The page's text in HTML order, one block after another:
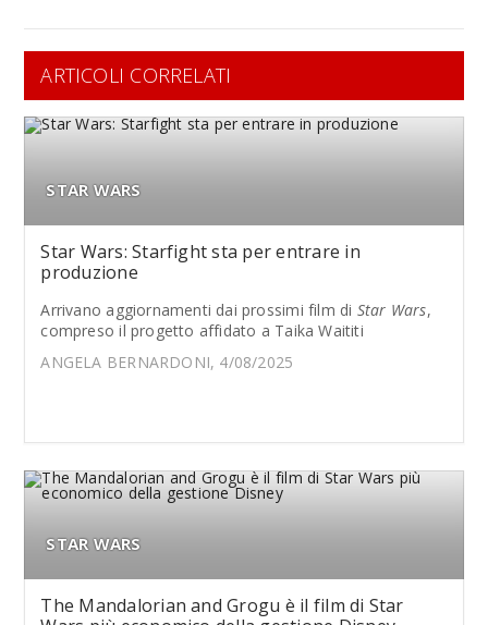
ARTICOLI CORRELATI
STAR WARS
Star Wars: Starfight sta per entrare in
produzione
Arrivano aggiornamenti dai prossimi film di Star Wars,
compreso il progetto affidato a Taika Waititi
ANGELA BERNARDONI, 4/08/2025
STAR WARS
The Mandalorian and Grogu è il film di Star